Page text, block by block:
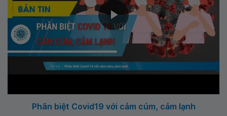
Phân biệt Covid19 với cảm cúm, cảm lạnh